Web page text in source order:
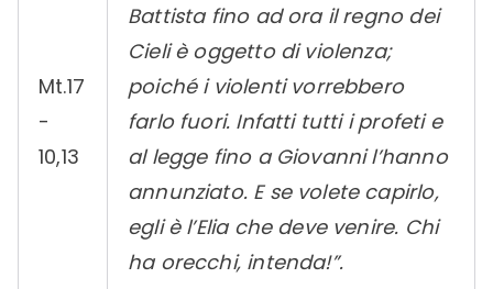
Mt.17
-
10,13
Battista fino ad ora il regno dei
Cieli è oggetto di violenza;
poiché i violenti vorrebbero
farlo fuori. Infatti tutti i profeti e
al legge fino a Giovanni l’hanno
annunziato. E se volete capirlo,
egli è l’Elia che deve venire. Chi
ha orecchi, intenda!”.